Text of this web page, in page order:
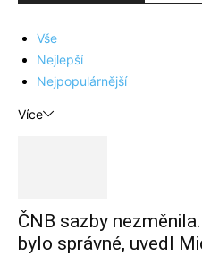
Vše
Nejlepší
Nejpopulárnější
Více
ČNB sazby
bylo správné, uvedl